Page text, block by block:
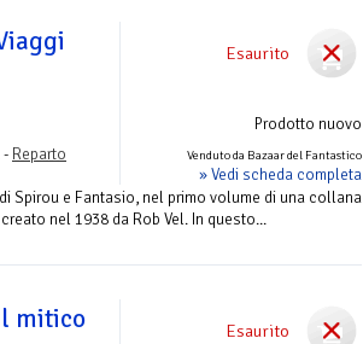
Esaurito
Prodotto nuovo
Venduto da Bazaar del Fantastico
» Vedi scheda completa
- Reparto
Spirou e Fantasio, nel primo volume di una collana
nel 1938 da Rob Vel. In questo...
Esaurito
mitico